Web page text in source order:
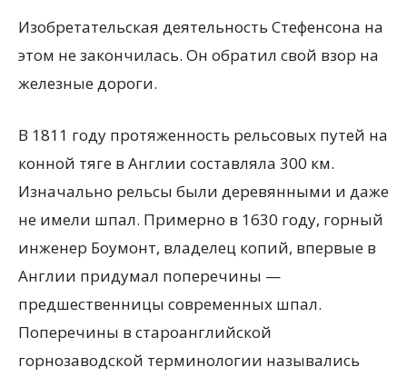
Изобретательская деятельность Стефенсона на
этом не закончилась. Он обратил свой взор на
железные дороги.
В 1811 году протяженность рельсовых путей на
конной тяге в Англии составляла 300 км.
Изначально рельсы были деревянными и даже
не имели шпал. Примерно в 1630 году, горный
инженер Боумонт, владелец копий, впервые в
Англии придумал поперечины —
предшественницы современных шпал.
Поперечины в староанглийской
горнозаводской терминологии назывались